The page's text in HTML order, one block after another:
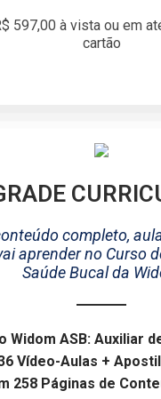
597,00 à vista ou em
cartão
completo,
aprender no Curso
Saúde Bucal da
Widom ASB: Auxiliar
Vídeo-Aulas +
258 Páginas de